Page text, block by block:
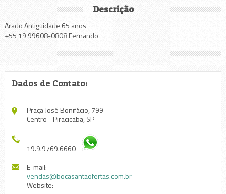
Descrição
Arado Antiguidade 65 anos
+55 19 99608-0808 Fernando
Dados de Contato:
Praça José Bonifácio, 799
Centro - Piracicaba, SP
19.9.9769.6660
E-mail:
vendas@bocasantaofertas.com.br
Website: